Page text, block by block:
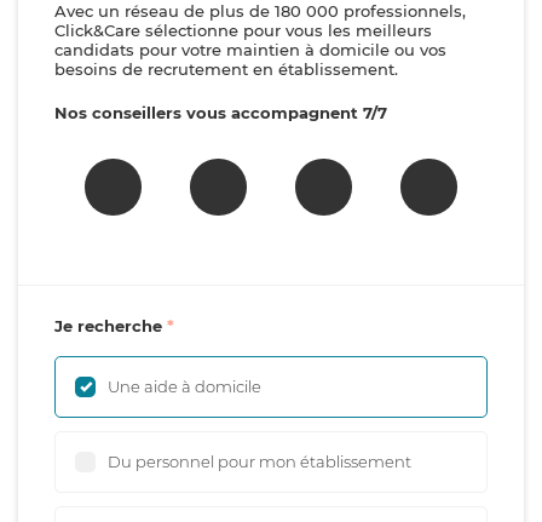
Avec un réseau de plus de 180 000 professionnels,
Click&Care sélectionne pour vous les meilleurs
candidats pour votre maintien à domicile ou vos
besoins de recrutement en établissement.
Nos conseillers vous accompagnent 7/7
Je recherche
Une aide à domicile
Du personnel pour mon établissement